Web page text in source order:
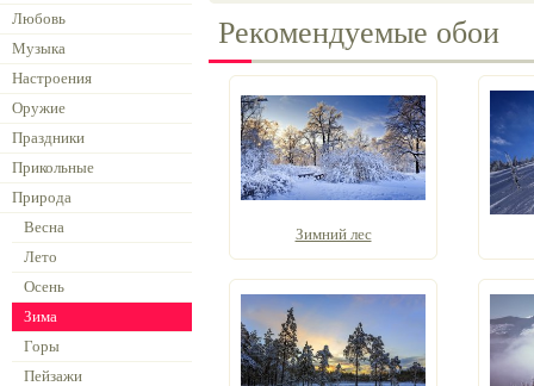
Любовь
Музыка
Настроения
Оружие
Праздники
Прикольные
Природа
Весна
Лето
Осень
Зима
Горы
Пейзажи
Рекомендуемые обои
Зимний лес